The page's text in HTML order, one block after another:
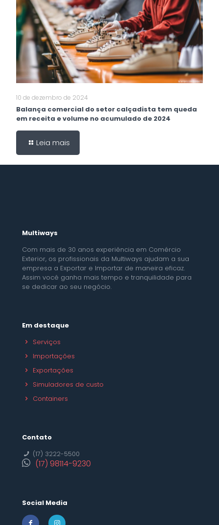
10 de dezembro de 2024
Balança comercial do setor calçadista tem queda
em receita e volume no acumulado de 2024
Leia mais
Multiways
Com mais de 30 anos experiência em Comércio
Exterior, os profissionais da Multiways ajudam a sua
empresa a Exportar e Importar de maneira eficaz.
Assim você ganha mais tempo e tranquilidade para
se dedicar ao seu negócio.
Em destaque
Serviços
Importações
Exportações
Simuladores de custo
Containers
Contato
(17) 3222-5500
(17) 98114-9230
Social Media